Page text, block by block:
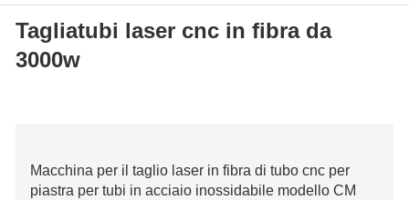
Tagliatubi laser cnc in fibra da 3000w
Tagliatubi laser cnc in fibra da
3000w
Macchina per il taglio laser in fibra di tubo cnc per
piastra per tubi in acciaio inossidabile modello CM